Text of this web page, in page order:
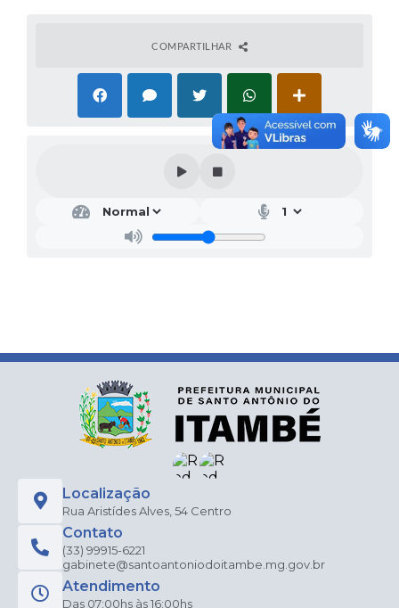
COMPARTILHAR
Localização
Rua Aristídes Alves, 54 Centro
Contato
(33) 99915-6221
gabinete@santoantoniodoitambe.mg.gov.br
Atendimento
Das 07:00hs às 16:00hs